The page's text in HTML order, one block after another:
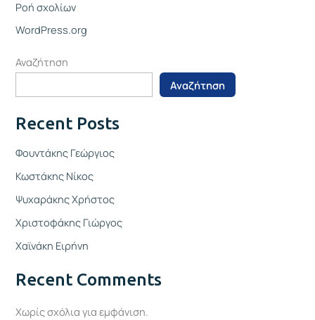
Ροή σχολίων
WordPress.org
Αναζήτηση
Αναζήτηση
Recent Posts
Φουντάκης Γεώργιος
Κωστάκης Νίκος
Ψυχαράκης Χρήστος
Χριστοφάκης Γιώργος
Χαϊνάκη Ειρήνη
Recent Comments
Χωρίς σχόλια για εμφάνιση.